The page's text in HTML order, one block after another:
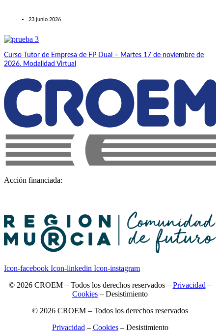
23 junio 2026
Curso Tutor de Empresa de FP Dual – Martes 17 de noviembre de
2026. Modalidad Virtual
Acción financiada:
Icon-facebook Icon-linkedin Icon-instagram
© 2026 CROEM – Todos los derechos reservados – Privacidad –
Cookies – Desistimiento
© 2026 CROEM – Todos los derechos reservados
Privacidad – Cookies– Desistimiento